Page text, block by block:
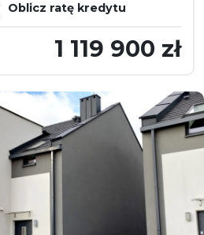
Oblicz ratę kredytu
1 119 900 zł